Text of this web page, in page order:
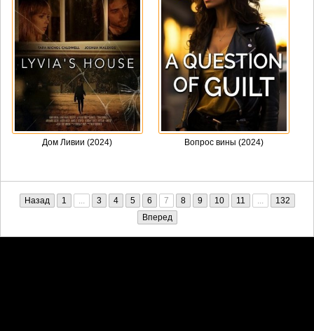
Дом Ливии (2024) Вопрос вины (2024)
Назад 1 ... 3 4 5 6 7 8 9 10 11 ...
132
Вперед